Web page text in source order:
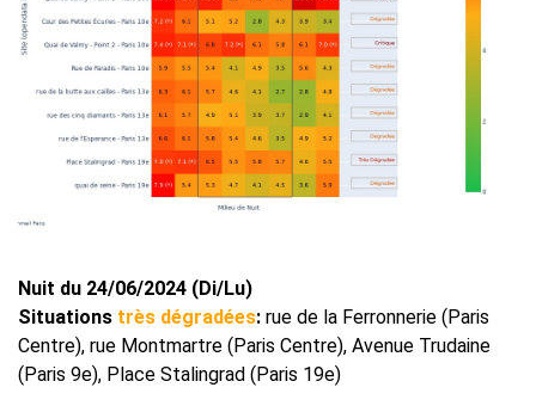
Nuit du 24/06/2024 (Di/Lu)
Situations très dégradées: rue de la Ferronnerie (Paris
Centre), rue Montmartre (Paris Centre), Avenue Trudaine
(Paris 9e), Place Stalingrad (Paris 19e)